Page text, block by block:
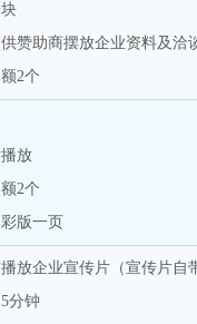
司
司
赞助商摆放企业资料及洽
2个
放
2个
版一页
放企业宣传片（宣传片自
分钟